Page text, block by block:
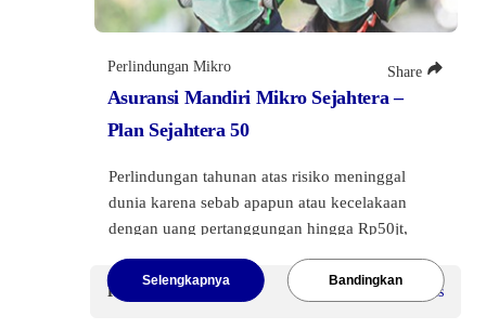
Perlindungan Mikro Share
Asuransi Mandiri Mikro Sejahtera –
Plan Sejahtera 50
Perlindungan tahunan atas risiko meninggal
dunia karena sebab apapun atau kecelakaan
dengan uang pertanggungan hingga Rp50jt,
Rawat Inap di Rumah Sakit, Santunan Biaya
Pembedahan dan Santunan Cacat Tetap akibat
Premi Mulai Rp40.000 /Sekaligus
Selengkapnya Bandingkan